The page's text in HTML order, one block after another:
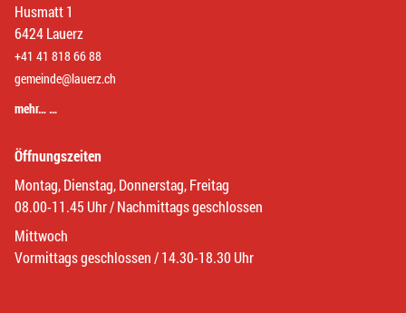
Husmatt 1
6424 Lauerz
+41 41 818 66 88
gemeinde@lauerz.ch
mehr… …
Öffnungszeiten
Montag, Dienstag, Donnerstag, Freitag
08.00-11.45 Uhr / Nachmittags geschlossen
Mittwoch
Vormittags geschlossen / 14.30-18.30 Uhr